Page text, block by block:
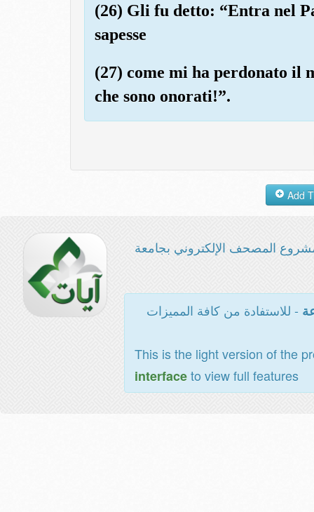
(26) Gli fu detto: “Entra nel
sapesse
(27) come mi ha perdonato il
che sono onorati!”.
المصحف الإلكتروني بجامعة
- للاستفادة من كافة المميزات
This is the light version of the
interfaceto view full features